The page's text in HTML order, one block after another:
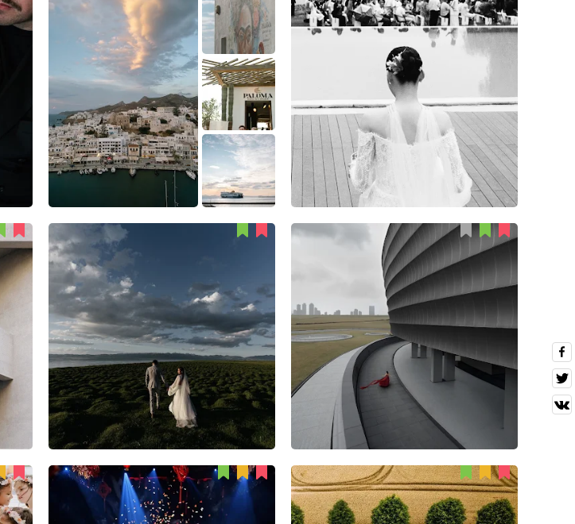
Konstantina Avrami
7 0 0
Can Jiang
2
Адилет Топчубаев
46 2 1
Lizhi Zhang
46 0 1